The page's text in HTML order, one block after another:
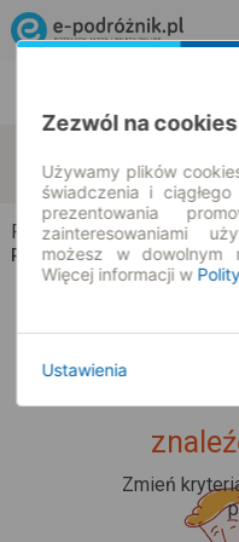
10.08.2026 | -- : --
Radonice → Stare
Rozkład jazdy i bilety
Upss...
Zmień
Zezwól na cookies
Używamy plików
świadczenia i
prezentowania
zainteresowaniami
możesz w dowolnym
Więcej informacji w
Ustawienia